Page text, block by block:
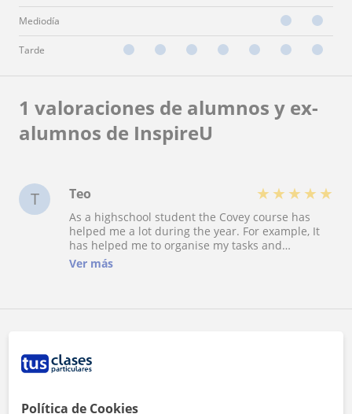
Mediodía
Tarde
1 valoraciones de alumnos y ex-
alumnos de InspireU
T Teo ★ ★ ★ ★ ★
As a highschool student the Covey course has
helped me a lot during the year. For example, It
has helped me to organise my tasks and
responsabilities to get the most value out of my
Ver más
Política de Cookies